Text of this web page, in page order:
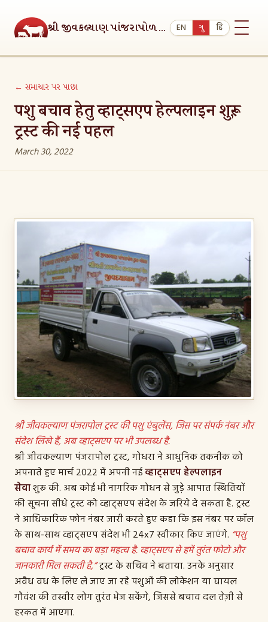
શ્રી જીવકલ્યાણ પાંજરાપોળ ટ્રસ્ટ, ગોધરા EN ગુ हि
અમારા વિશે
પાંજરાપોળ
જૈન દહેરાસર
સમાચાર
સંપર્ક
ગૂગલ મેપ
ટ્રસ્ટ રજિસ્ટ્રેશન નંબર:E/3553/PMS./1.10.2007
← સમાચાર પર પાછા
पशु बचाव हेतु व्हाट्सएप हेल्पलाइन शुरू,
ट्रस्ट की नई पहल
March 30, 2022
श्री जीवकल्याण पंजरापोल ट्रस्ट की पशु एंबुलेंस, जिस पर संपर्क नंबर और
संदेश लिखे हैं, अब व्हाट्सएप पर भी उपलब्ध है.
श्री जीवकल्याण पंजरापोल ट्रस्ट, गोधरा ने आधुनिक तकनीक को
अपनाते हुए मार्च 2022 में अपनी नईव्हाट्सएप हेल्पलाइन
सेवाशुरू की. अब कोई भी नागरिक गोधन से जुड़े आपात स्थितियों
की सूचना सीधे ट्रस्ट को व्हाट्सएप संदेश के जरिये दे सकता है. ट्रस्ट
ने आधिकारिक फोन नंबर जारी करते हुए कहा कि इस नंबर पर कॉल
के साथ-साथ व्हाट्सएप संदेश भी 24x7 स्वीकार किए जाएंगे. “पशु
बचाव कार्य में समय का बड़ा महत्व है. व्हाट्सएप से हमें तुरंत फोटो और
जानकारी मिल सकती है,”ट्रस्ट के सचिव ने बताया. उनके अनुसार
अवैध वध के लिए ले जाए जा रहे पशुओं की लोकेशन या घायल
गौवंश की तस्वीर लोग तुरंत भेज सकेंगे, जिससे बचाव दल तेज़ी से
हरकत में आएगा.